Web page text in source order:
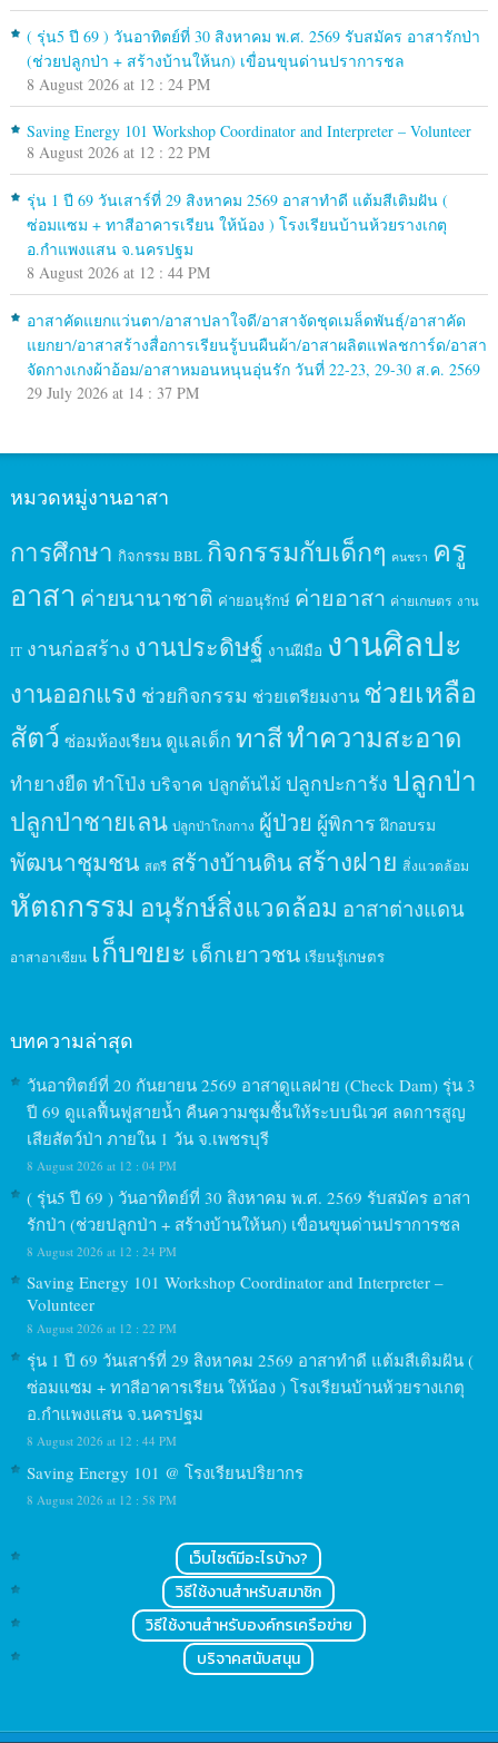
( รุ่น5 ปี 69 ) วันอาทิตย์ที่ 30 สิงหาคม พ.ศ. 2569 รับสมัคร อาสารักป่า
(ช่วยปลูกป่า + สร้างบ้านให้นก) เขื่อนขุนด่านปราการชล
8 August 2026 at 12 : 24 PM
Saving Energy 101 Workshop Coordinator and Interpreter – Volunteer
8 August 2026 at 12 : 22 PM
รุ่น 1 ปี 69 วันเสาร์ที่ 29 สิงหาคม 2569 อาสาทำดี แต้มสีเติมฝัน (
ซ่อมแซม + ทาสีอาคารเรียน ให้น้อง ) โรงเรียนบ้านห้วยรางเกตุ
อ.กำแพงแสน จ.นครปฐม
8 August 2026 at 12 : 44 PM
อาสาคัดแยกแว่นตา/อาสาปลาใจดี/อาสาจัดชุดเมล็ดพันธุ์/อาสาคัด
แยกยา/อาสาสร้างสื่อการเรียนรู้บนผืนผ้า/อาสาผลิตแฟลชการ์ด/อาสา
จัดกางเกงผ้าอ้อม/อาสาหมอนหนุนอุ่นรัก วันที่ 22-23, 29-30 ส.ค. 2569
29 July 2026 at 14 : 37 PM
หมวดหมู่งานอาสา
การศึกษา กิจกรรม BBL กิจกรรมกับเด็กๆ คนชรา ครู
อาสา ค่ายนานาชาติ ค่ายอนุรักษ์ ค่ายอาสา ค่ายเกษตร งาน
IT งานก่อสร้าง งานประดิษฐ์ งานฝีมือ งานศิลปะ
งานออกแรง ช่วยกิจกรรม ช่วยเตรียมงาน ช่วยเหลือ
สัตว์ ซ่อมห้องเรียน ดูแลเด็ก ทาสีทำความสะอาด
ทำยางยืด ทำโป่ง บริจาค ปลูกต้นไม้ ปลูกปะการัง ปลูกป่า
ปลูกป่าชายเลน ปลูกป่าโกงกาง ผู้ป่วย ผู้พิการ ฝึกอบรม
พัฒนาชุมชน สตรี สร้างบ้านดินสร้างฝาย สิ่งแวดล้อม
หัตถกรรม อนุรักษ์สิ่งแวดล้อม อาสาต่างแดน
อาสาอาเซียน เก็บขยะ เด็กเยาวชน เรียนรู้เกษตร
บทความล่าสุด
วันอาทิตย์ที่ 20 กันยายน 2569 อาสาดูแลฝาย (Check Dam) รุ่น 3
ปี 69 ดูแลฟื้นฟูสายน้ำ คืนความชุมชื้นให้ระบบนิเวศ ลดการสูญ
เสียสัตว์ป่า ภายใน 1 วัน จ.เพชรบุรี
8 August 2026 at 12 : 04 PM
( รุ่น5 ปี 69 ) วันอาทิตย์ที่ 30 สิงหาคม พ.ศ. 2569 รับสมัคร อาสา
รักป่า (ช่วยปลูกป่า + สร้างบ้านให้นก) เขื่อนขุนด่านปราการชล
8 August 2026 at 12 : 24 PM
Saving Energy 101 Workshop Coordinator and Interpreter –
Volunteer
8 August 2026 at 12 : 22 PM
รุ่น 1 ปี 69 วันเสาร์ที่ 29 สิงหาคม 2569 อาสาทำดี แต้มสีเติมฝัน (
ซ่อมแซม + ทาสีอาคารเรียน ให้น้อง ) โรงเรียนบ้านห้วยรางเกตุ
อ.กำแพงแสน จ.นครปฐม
8 August 2026 at 12 : 44 PM
Saving Energy 101 @ โรงเรียนปริยากร
8 August 2026 at 12 : 58 PM
เว็บไซต์มีอะไรบ้าง?
วิธีใช้งานสำหรับสมาชิก
วิธีใช้งานสำหรับองค์กรเครือข่าย
บริจาคสนับสนุน